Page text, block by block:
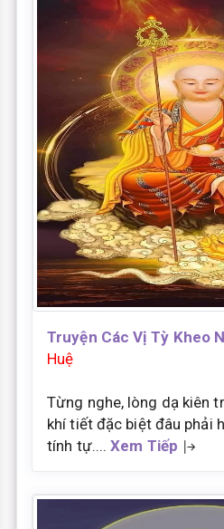
Truyện Các Vị Tỳ Kheo
Huệ
Từng nghe, lòng dạ kiên
khí tiết đặc biệt đâu phải
tính tự....Xem Tiếp